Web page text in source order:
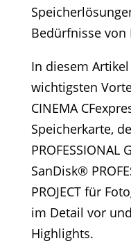
Bedürfnisse
In diesem
wichtigsten
CINEMA
Speicherkarte,
PROFESSIONAL
SanDisk®
PROJECT für
im Detail vor
Highlights.